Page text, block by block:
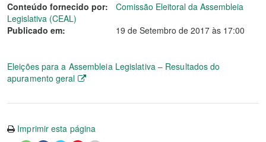
Conteúdo fornecido por:
Comissão Eleitoral da Assembleia
Legislativa (CEAL)
Publicado em:
19 de Setembro de 2017 às 17:00
Eleições para a Assembleia Legislativa – Resultados do
apuramento geral
Imprimir esta página